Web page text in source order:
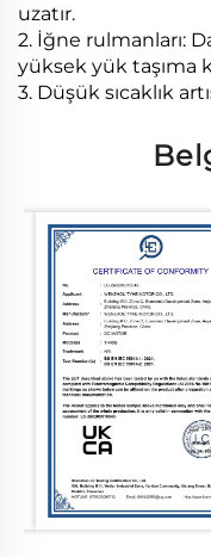
uzatır.
2. İğne rulmanları:
yüksek yük taşıma
3. Düşük sıcaklık